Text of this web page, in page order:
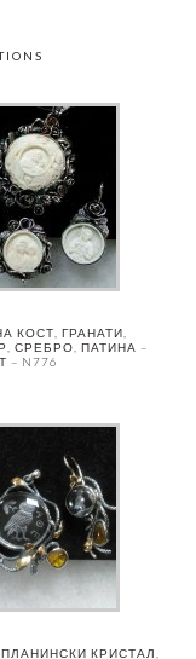
КОСТ, ГРАНАТИ,
СРЕБРО, ПАТИНА –
– N776
КРИСТАЛ,